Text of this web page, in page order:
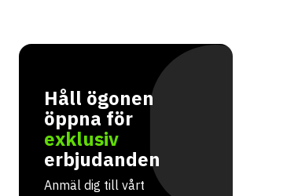
Håll ögonen
öppna för
exklusiv
erbjudanden
Anmäl dig till vårt